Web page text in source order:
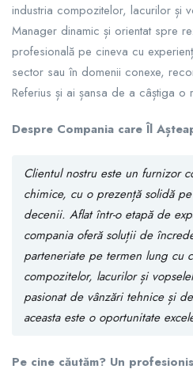
industria compozitelor, lacurilor și
Manager dinamic și orientat spre
profesională pe cineva cu
sector sau în domenii conexe,
Referius și ai șansa de a câștiga o
Despre Compania care Îl
Clientul nostru este un furnizor
chimice, cu o prezență solidă
decenii. Aflat într-o etapă de
compania oferă soluții de
parteneriate pe termen lung cu
compozitelor, lacurilor și
pasionat de vânzări tehnice și
aceasta este o oportunitate
Pe cine căutăm? Un